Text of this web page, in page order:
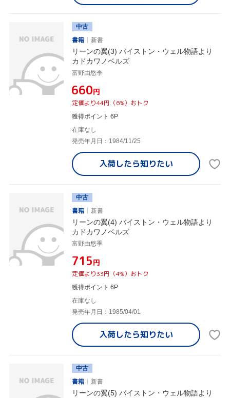
中古
書籍
新書
リーンの翼(3) バイストン・ウェル物語より
カドカワノベルズ
富野由悠季
¥660円
定価より44円（6%）おトク
獲得ポイント 6P
在庫なし
発売年月日：1984/11/25
入荷したら知りたい
中古
書籍
新書
リーンの翼(4) バイストン・ウェル物語より
カドカワノベルズ
富野由悠季
¥715円
定価より33円（4%）おトク
獲得ポイント 6P
在庫なし
発売年月日：1985/04/01
入荷したら知りたい
中古
書籍
新書
リーンの翼(5) バイストン・ウェル物語より